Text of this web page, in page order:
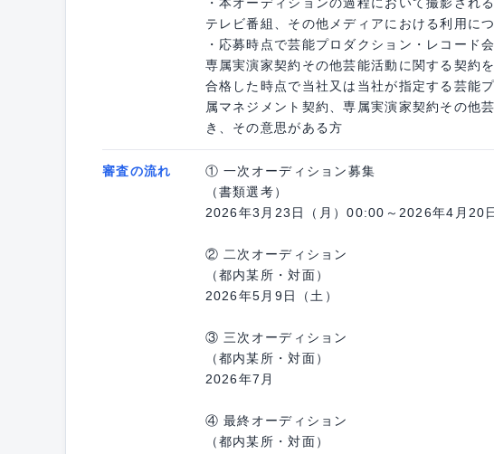
テレビ番組、その他メディアにおける利用に
・応募時点で芸能プロダクション・レコード
専属実演家契約その他芸能活動に関する契約
合格した時点で当社又は当社が指定する芸能
属マネジメント契約、専属実演家契約その他
き、その意思がある方
審査の流れ
① 一次オーディション募集
（書類選考）
2026年3月23日（月）00:00～2026年4月20
② 二次オーディション
（都内某所・対面）
2026年5月9日（土）
③ 三次オーディション
（都内某所・対面）
2026年7月
④ 最終オーディション
（都内某所・対面）